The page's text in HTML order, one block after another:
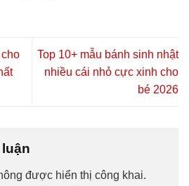
Top 10+ mẫu bánh sinh nhật
nhiều cái nhỏ cực xinh cho
bé 2026
được hiển thị công khai.